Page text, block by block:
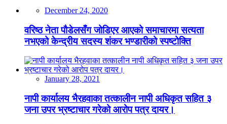
December 24, 2020
वरिष्ठ नेता पौडेलसँग जोडिएर आएको समाचारमा सत्यता
नभएको केन्द्रीय सदस्य शंकर भण्डारीको स्पष्टोक्ति
January 28, 2021
नापी कार्यालय भैरहवाका तत्कालीन नापी अधिकृत सहित ३
जना उपर भ्रष्टाचार गरेको आरोप पत्र दायर।